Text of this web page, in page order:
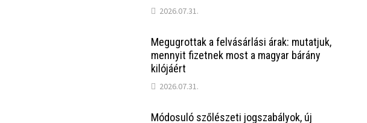
2026.07.31.
Megugrottak a felvásárlási árak: mutatjuk,
mennyit fizetnek most a magyar bárány
kilójáért
2026.07.31.
Módosuló szőlészeti jogszabályok, új